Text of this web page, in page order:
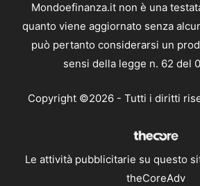
Mondoefinanza.it non è una
quanto viene aggiornato senza
può pertanto considerarsi un
sensi della legge n. 62 del
Copyright ©2026 - Tutti i diritti
Le attività pubblicitarie su questo
theCoreAdv